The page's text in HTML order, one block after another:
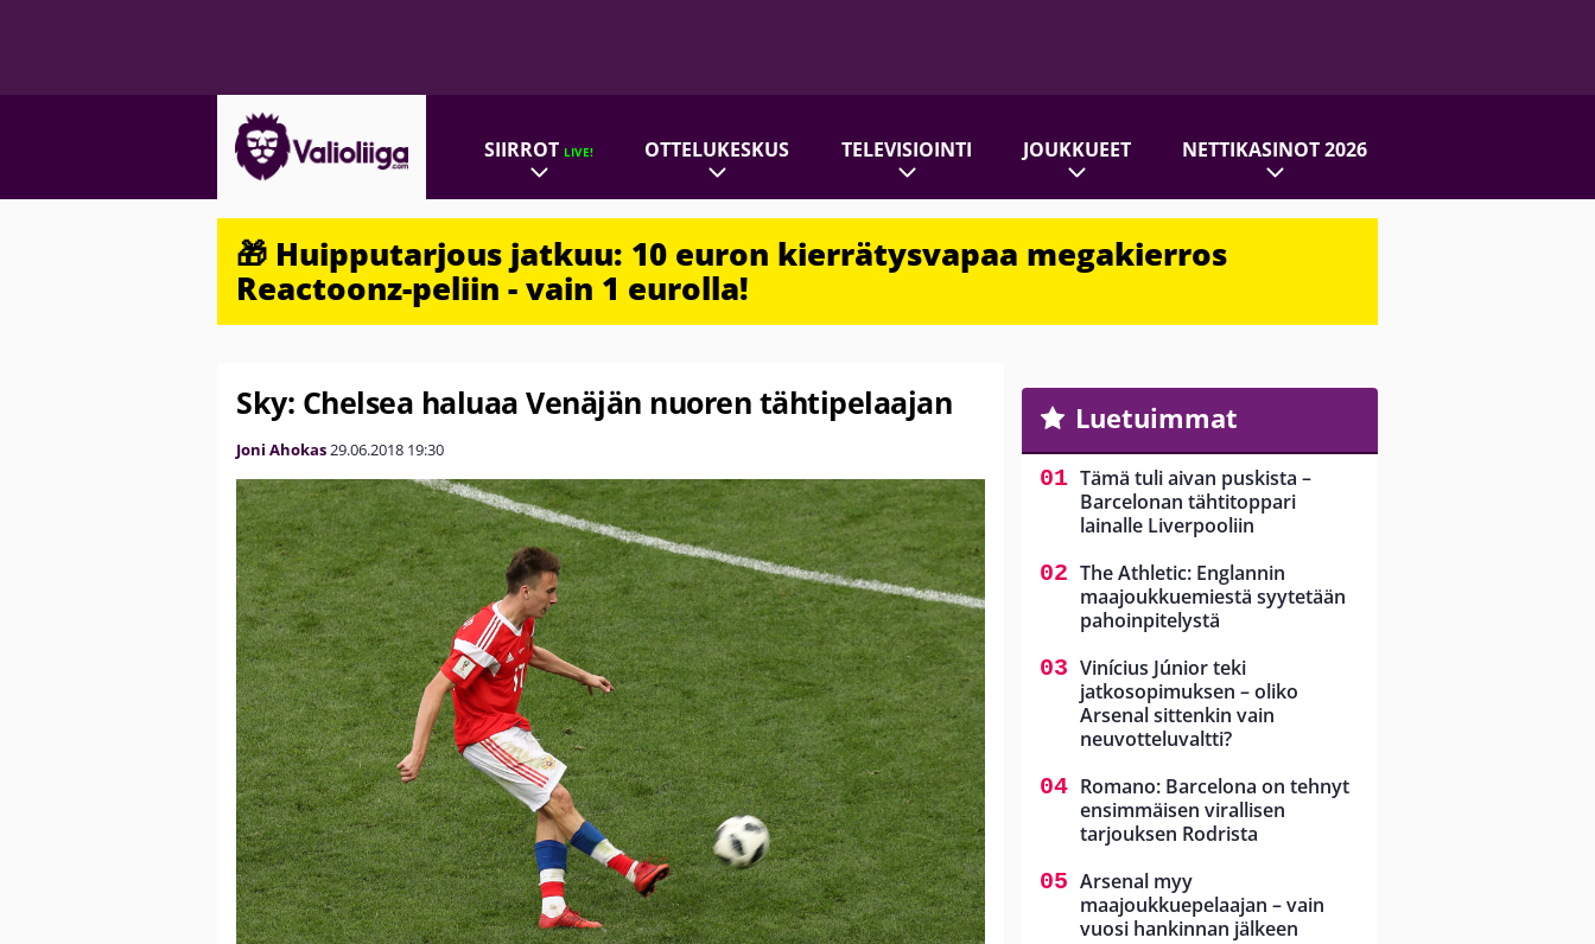
SIIRROTLIVE! OTTELUKESKUS TELEVISIOINTI JOUKKUEET NETTIKASINOT 2026
🎁 Huipputarjous jatkuu: 10 euron kierrätysvapaa megakierros
Reactoonz-peliin - vain 1 eurolla!
Sky: Chelsea haluaa Venäjän nuoren tähtipelaajan
Joni Ahokas29.06.2018 19:30
Luetuimmat
Tämä tuli aivan puskista –
Barcelonan tähtitoppari
lainalle Liverpooliin
The Athletic: Englannin
maajoukkuemiestä syytetään
pahoinpitelystä
Vinícius Júnior teki
jatkosopimuksen – oliko
Arsenal sittenkin vain
neuvotteluvaltti?
Romano: Barcelona on tehnyt
ensimmäisen virallisen
tarjouksen Rodrista
Arsenal myy
maajoukkuepelaajan – vain
vuosi hankinnan jälkeen